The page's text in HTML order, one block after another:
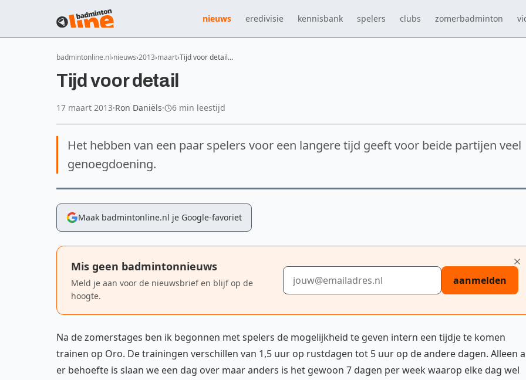
nieuws eredivisie kennisbank spelers clubs zomerbadminton
badmintonline.nl nieuws 2013 maart Tijd voor detail…
Tijd voor detail
17 maart 2013·Ron Daniëls· 6 min leestijd
Het hebben van een paar spelers voor een langere tijd geeft voor beide partijen veel
genoegdoening.
Maak badmintonline.nl je Google-favoriet
Mis geen badmintonnieuws
Meld je aan voor de nieuwsbrief en blijf op de
hoogte.
E-mailadres
aanmelden
Na de zomerstages ben ik begonnen met spelers de mogelijkheid te geven intern een tijdje te komen
trainen op Oro. De trainingen verschillen van 1,5 uur op rustdagen tot 5 uur op de andere dagen. Alleen
er behoefte is slaan we een dag over maar anders is het gewoon 7 dagen per week waarop elke dag wel